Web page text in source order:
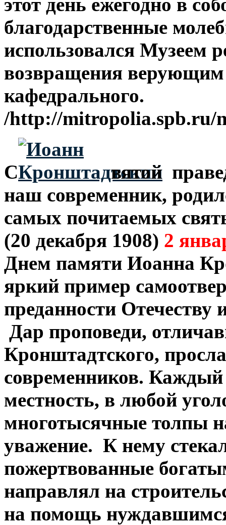
благодарственные
использовался Музеем
возвращения верующим
кафедрального.
/http://mitropolia.spb.ru/
С
вятой
наш современник,
самых почитаемых
(20 декабря 1908) 2
Днем памяти Иоанна
яркий пример
преданности Отечеству
Дар проповеди,
Кронштадтского,
современников. Каждый
местность, в любой
многотысячные толпы
уважение. К нему
пожертвованные
направлял на
на помощь